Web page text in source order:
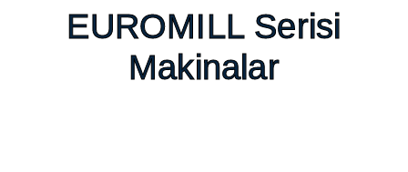
EUROMILL Serisi
Makinalar